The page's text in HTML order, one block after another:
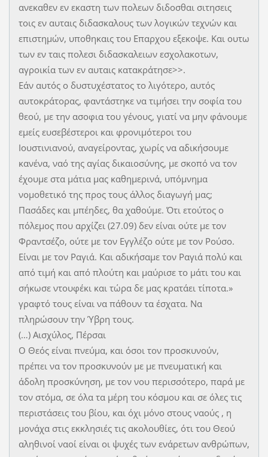
ανεκαθεν εν εκαστη των πολεων διδοσθαι σιτησεις
τοις εν αυταις διδασκαλους των λογικών τεχνών και
επιστημών, υποθηκαις του Επαρχου εξεκοψε. Και ουτω
των εν ταις πολεσι διδασκαλειων εσχολακοτων,
αγροικία των εν αυταις κατακράτησε>>.
Εάν αυτός ο δυστυχέστατος το λιγότερο, αυτός
αυτοκράτορας, φαντάστηκε να τιμήσει την σοφία του
θεού, με την ασοφια του γένους, γιατί να μην φάνουμε
εμείς ευσεβέστεροι και φρονιμότεροι του
Ιουστινιανού, αναγείροντας, χωρίς να αδικήσουμε
κανένα, ναό της αγίας δικαιοσύνης, με σκοπό να τον
έχουμε στα μάτια μας καθημερινά, υπόμνημα
νομοθετικό της προς τους άλλος διαγωγή μας;
Πασάδες και μπέηδες, θα χαθούμε. Ότι ετούτος ο
πόλεμος που αρχίζει (27.09) δεν είναι ούτε με τον
Φραντσέζο, ούτε με τον Εγγλέζο ούτε με τον Ρούσο.
Είναι με τον Ραγιά. Και αδικήσαμε τον Ραγιά πολύ και
από τιμή και από πλούτη και μαύρισε το μάτι του και
σήκωσε ντουφέκι και τώρα δε μας κρατάει τίποτα.»
γραφτό τους είναι να πάθουν τα έσχατα. Να
πληρώσουν την Ύβρη τους.
(…) Αισχύλος, Πέρσαι
Ο Θεός είναι πνεύμα, και όσοι τον προσκυνούν,
πρέπει να τον προσκυνούν με με πνευματική και
άδολη προσκύνηση, με τον νου περισσότερο, παρά με
τον στόμα, σε όλα τα μέρη του κόσμου και σε όλες τις
περιστάσεις του βίου, και όχι μόνο στους ναούς , η
μονάχα στις εκκλησιές τις ακολουθίες, ότι του Θεού
αληθινοί ναοί είναι οι ψυχές των ενάρετων ανθρώπων,